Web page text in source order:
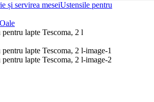
și servirea meseiUstensile pentru
Oale